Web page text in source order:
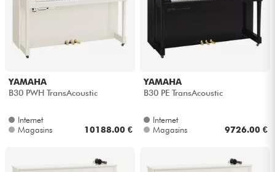
YAMAHA
B30 PWH TransAcoustic
Internet
Magasins
10188.00 €
YAMAHA
B30 PE TransAcoustic
Internet
Magasins
9726.00 €